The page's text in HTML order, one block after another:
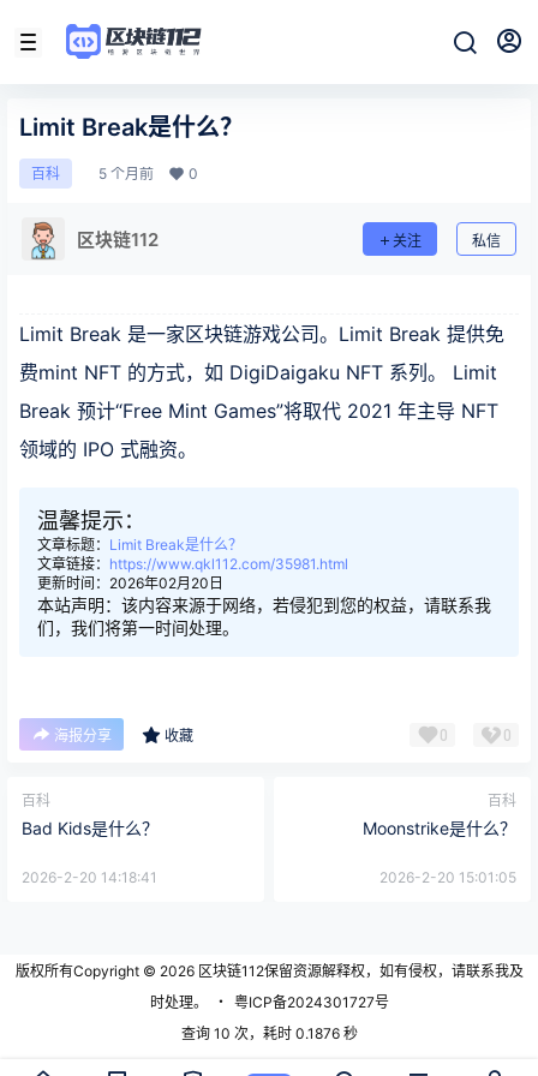
Limit Break是什么？
百科 5 个月前 0
区块链112 关注 私信
Limit Break 是一家区块链游戏公司。Limit Break 提供免
费mint NFT 的方式，如 DigiDaigaku NFT 系列。 Limit
Break 预计“Free Mint Games”将取代 2021 年主导 NFT
领域的 IPO 式融资。
温馨提示：
文章标题： Limit Break是什么？
文章链接： https://www.qkl112.com/35981.html
更新时间：2026年02月20日
本站声明：该内容来源于网络，若侵犯到您的权益，请联系我
们，我们将第一时间处理。
海报分享 收藏 0 0
百科
Bad Kids是什么？
2026-2-20 14:18:41
百科
Moonstrike是什么？
2026-2-20 15:01:05
版权所有Copyright © 2026区块链112保留资源解释权，如有侵权，请联系我及
时处理。
・ 粤ICP备2024301727号
查询 10 次，耗时 0.1876 秒